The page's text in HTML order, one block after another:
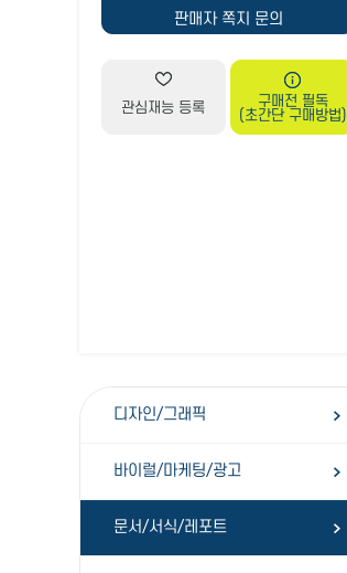
판매자 쪽지 문의
관심재능 등록
구매전 필독
(초간단 구매방법)
디자인/그래픽
바이럴/마케팅/광고
문서/서식/레포트